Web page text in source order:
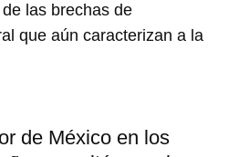
las brechas de
que aún caracterizan a la
de México en los